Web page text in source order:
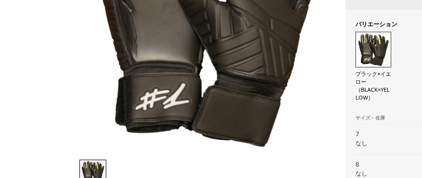
バリエーション
ブラック×イエ
ロー
（BLACK×YEL
LOW）
サイズ・在庫
7
なし
8
なし